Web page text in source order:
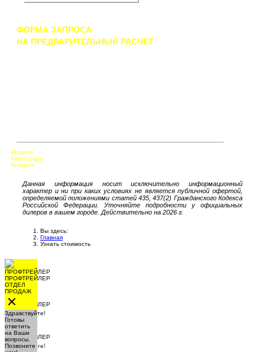
ФОРМА ЗАПРОСА
НА ПРЕДВАРИТЕЛЬНЫЙ РАСЧЕТ
Модели
Аксессуары
Галерея
Данная информация носит исключительно информационный
характер и ни при каких условиях не является публичной офертой,
определяемой положениями статей 435, 437(2) Гражданского Кодекса
Российской Федерации. Уточняйте подробности у официальных
дилеров в вашем городе. Действительно на 2026 г.
Вы здесь:
Главная
Узнать стоимость
ПРОФТРЕЙЛЕР
ОТДЕЛ
ПРОДАЖ
Здравствуйте!
Готовы
ответить
на Ваши
вопросы.
Позвоните
ПРОФТРЕЙЛЕР
ОТДЕЛ
ПРОДАЖ
Здравствуйте!
ПРОФТРЕЙЛЕР
ОТДЕЛ